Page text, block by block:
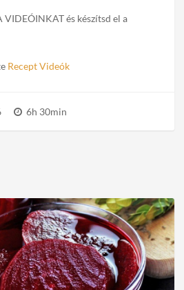
VIDEÓINKAT és készítsd el a
Recept Videók
6h 30min